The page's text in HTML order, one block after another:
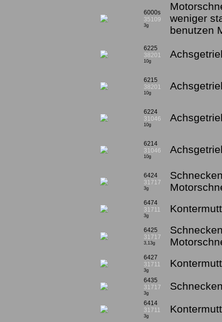
6000s
35109
3g
weniger
benutzen
6225
38201
10g
6215
38201
10g
6224
31046
10g
6214
31046
10g
6424
31717
3g
6474
31711
3g
6425
31717
3,13g
6427
31711
3g
6435
31717
3g
6414
31711
3g